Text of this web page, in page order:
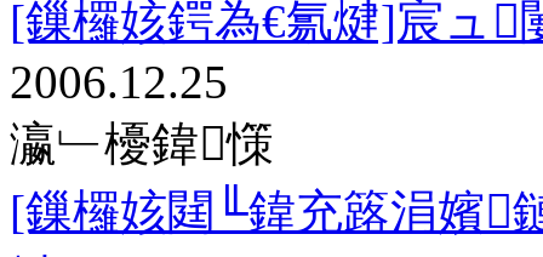
[鏁欏姟鍔為€氱煡]宸ュ
2006.12.25
瀛﹂櫌鍏憡
[鏁欏姟閮╙鍏充簬涓嬪